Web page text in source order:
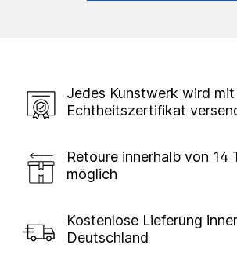
Jedes Kunstwerk wird mit
Echtheitszertifikat
Retoure innerhalb von 14
möglich
Kostenlose Lieferung
Deutschland